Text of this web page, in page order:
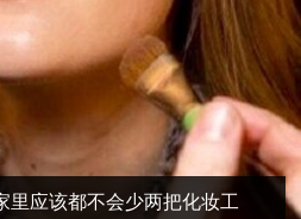
里应该都不会少两把化妆工